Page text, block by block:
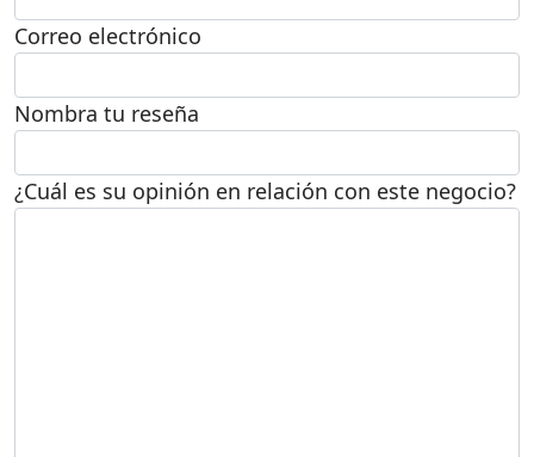
Correo electrónico
Nombra tu reseña
¿Cuál es su opinión en relación con este negocio?